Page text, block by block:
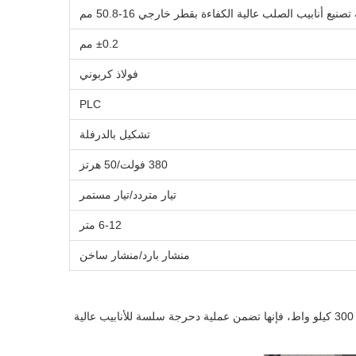
تصنيع أنابيب الصلب عالية الكفاءة بقطر خارجي 16-50.8 مم
±0.2 مم
فولاذ كربوني
PLC
تشكيل بالدرفلة
380 فولت/50 هرتز
تيار متردد/تيار مستمر
6-12 متر
منشار بارد/منشار ساخن
تم تصميم آلة تصنيع أنابيب الصلب الخاصة بنا خصيصًا لإنتاج أنابيب الفولاذ الكربوني بأقطار تتراوح من 16 إلى 50 مم. مدعومة بمحرك قوي بقوة 300 كيلو واط، فإنها تضمن عملية دحرجة سلسة للأنابيب عالية